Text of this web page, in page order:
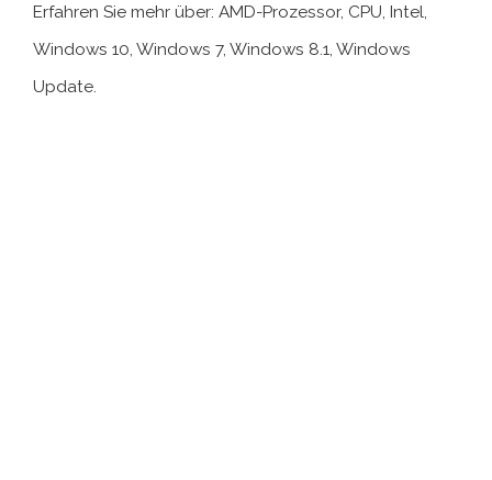
Erfahren Sie mehr über: AMD-Prozessor, CPU, Intel,
Windows 10, Windows 7, Windows 8.1, Windows
Update.